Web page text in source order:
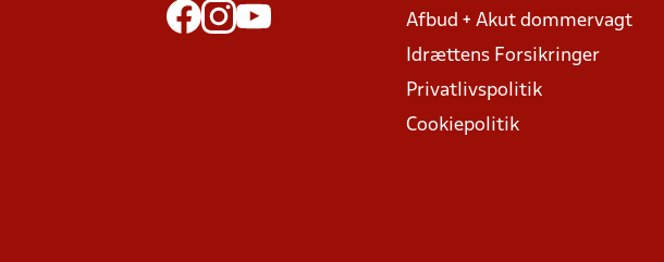
Afbud + Akut dommervagt
Idrættens Forsikringer
Privatlivspolitik
Cookiepolitik